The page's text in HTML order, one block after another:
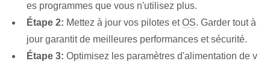
es programmes que vous n'utilisez plus.
Étape 2: Mettez à jour vos pilotes etOS. Garder tout à
jour garantit de meilleures performances et sécurité.
Étape 3: Optimisez les paramètres d'alimentation de v